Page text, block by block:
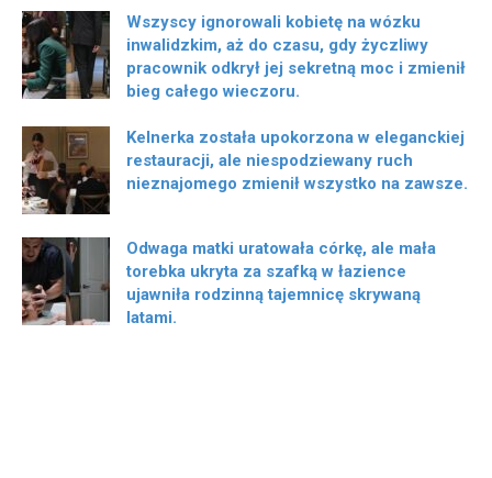
Wszyscy ignorowali kobietę na wózku
inwalidzkim, aż do czasu, gdy życzliwy
pracownik odkrył jej sekretną moc i zmienił
bieg całego wieczoru.
Kelnerka została upokorzona w eleganckiej
restauracji, ale niespodziewany ruch
nieznajomego zmienił wszystko na zawsze.
Odwaga matki uratowała córkę, ale mała
torebka ukryta za szafką w łazience
ujawniła rodzinną tajemnicę skrywaną
latami.